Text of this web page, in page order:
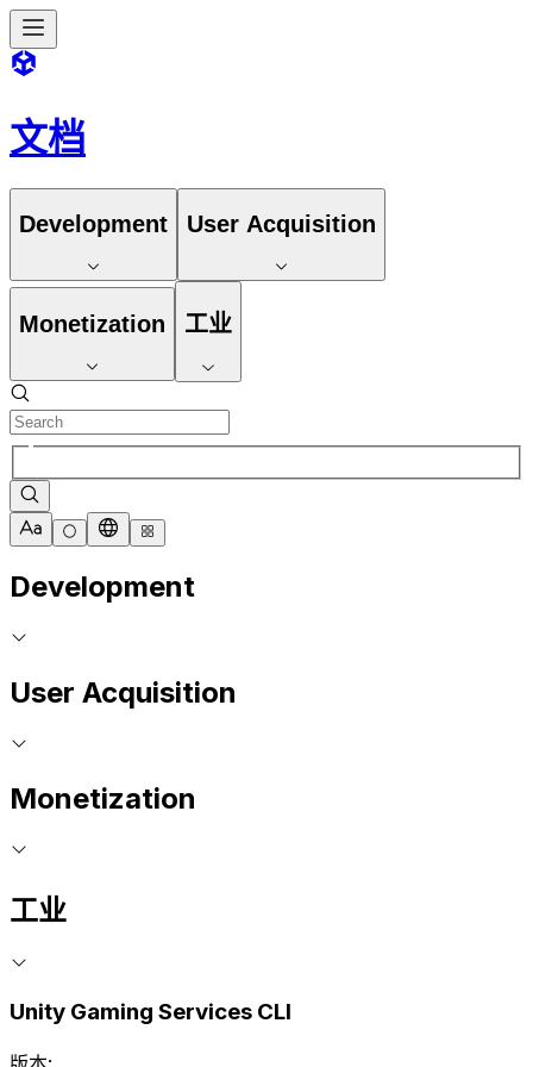
文档
Development User Acquisition
Monetization 工业
Development
User Acquisition
Monetization
工业
Unity Gaming Services CLI